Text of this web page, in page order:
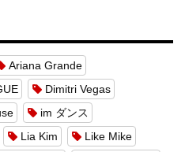
Ariana Grande
Dimitri Vegas
im ダンス
Lia Kim
Like Mike